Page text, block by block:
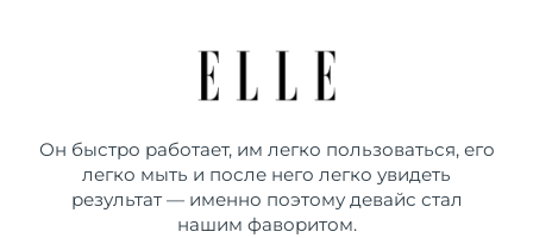
Он быстро работает, им легко пользоваться, его
легко мыть и после него легко увидеть
результат — именно поэтому девайс стал
нашим фаворитом.